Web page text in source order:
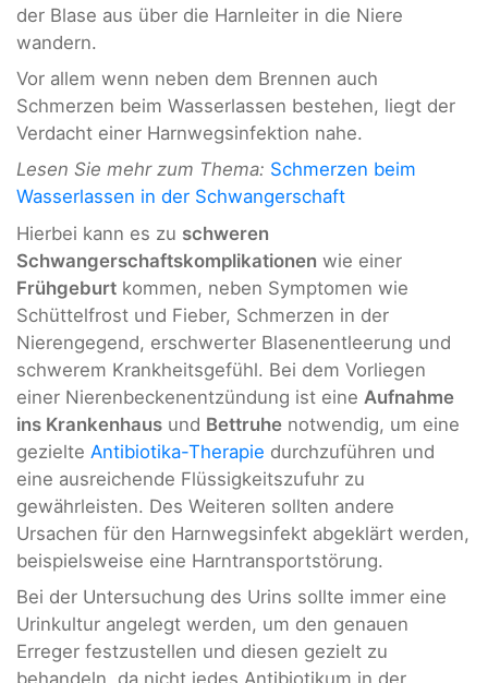
der Blase aus über die Harnleiter in die Niere
wandern.
Vor allem wenn neben dem Brennen auch
Schmerzen beim Wasserlassen bestehen, liegt der
Verdacht einer Harnwegsinfektion nahe.
Lesen Sie mehr zum Thema: Schmerzen beim
Wasserlassen in der Schwangerschaft
Hierbei kann es zu schweren
Schwangerschaftskomplikationen wie einer
Frühgeburt kommen, neben Symptomen wie
Schüttelfrost und Fieber, Schmerzen in der
Nierengegend, erschwerter Blasenentleerung und
schwerem Krankheitsgefühl. Bei dem Vorliegen
einer Nierenbeckenentzündung ist eine Aufnahme
ins Krankenhaus und Bettruhe notwendig, um eine
gezielte Antibiotika-Therapie durchzuführen und
eine ausreichende Flüssigkeitszufuhr zu
gewährleisten. Des Weiteren sollten andere
Ursachen für den Harnwegsinfekt abgeklärt werden,
beispielsweise eine Harntransportstörung.
Bei der Untersuchung des Urins sollte immer eine
Urinkultur angelegt werden, um den genauen
Erreger festzustellen und diesen gezielt zu